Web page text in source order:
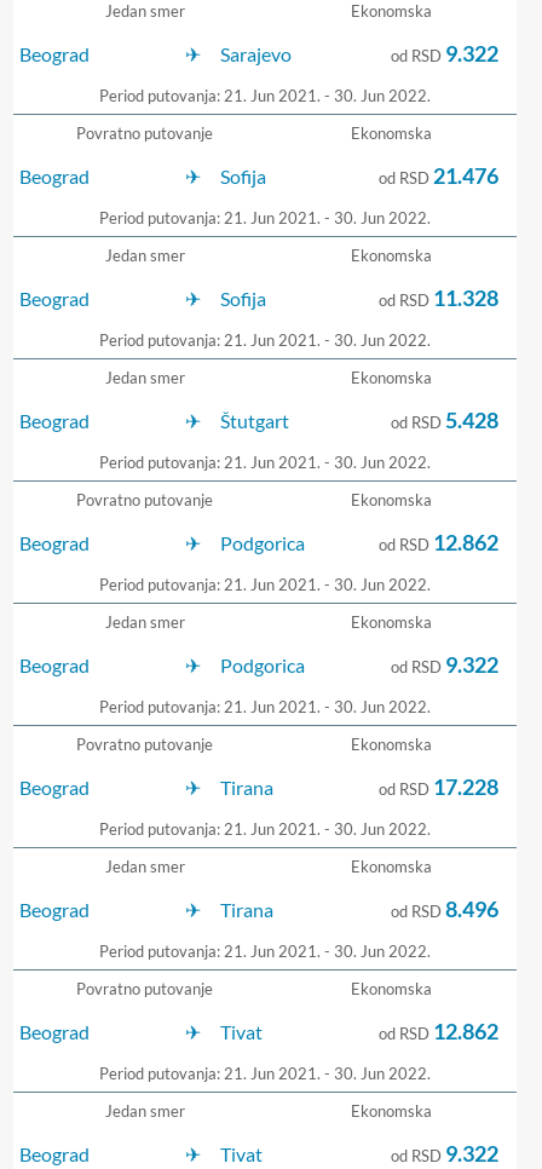
Jedan smer
Beograd Sarajevo
Ekonomska
Period putovanja: 21. Jun 2021. - 30. Jun 2022.
od RSD 9.322
Povratno putovanje
Beograd Sofija
Ekonomska
Period putovanja: 21. Jun 2021. - 30. Jun 2022.
od RSD 21.476
Jedan smer
Beograd Sofija
Ekonomska
Period putovanja: 21. Jun 2021. - 30. Jun 2022.
od RSD 11.328
Jedan smer
Beograd Štutgart
Ekonomska
Period putovanja: 21. Jun 2021. - 30. Jun 2022.
od RSD5.428
Povratno putovanje
Beograd Podgorica
Ekonomska
Period putovanja: 21. Jun 2021. - 30. Jun 2022.
od RSD 12.862
Jedan smer
Beograd Podgorica
Ekonomska
Period putovanja: 21. Jun 2021. - 30. Jun 2022.
od RSD 9.322
Povratno putovanje
Beograd Tirana
Ekonomska
Period putovanja: 21. Jun 2021. - 30. Jun 2022.
od RSD 17.228
Jedan smer
Beograd Tirana
Ekonomska
Period putovanja: 21. Jun 2021. - 30. Jun 2022.
od RSD8.496
Povratno putovanje
Beograd Tivat
Ekonomska
Period putovanja: 21. Jun 2021. - 30. Jun 2022.
od RSD 12.862
Jedan smer
Beograd Tivat
Ekonomska
od RSD 9.322